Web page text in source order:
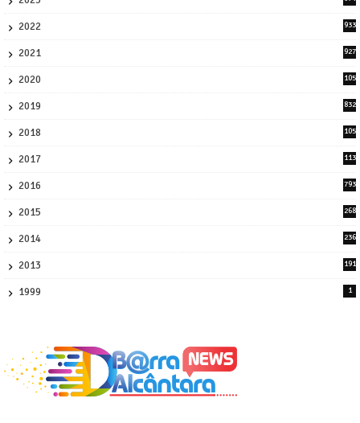
2022
933
2021
927
2020
105
2019
832
2018
105
2017
113
2016
793
2015
268
2014
236
2013
191
1999 1